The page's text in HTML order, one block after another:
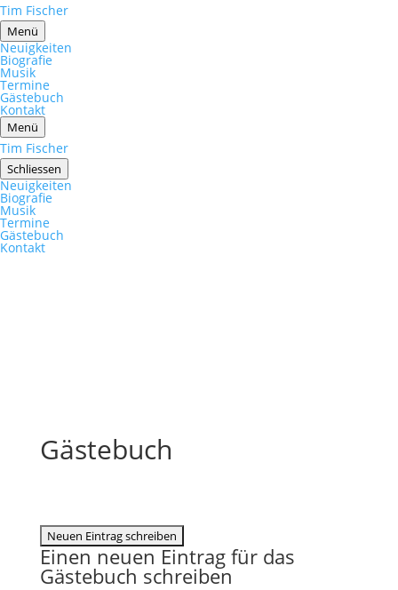
Tim Fischer
Menü
Neuigkeiten
Biografie
Musik
Termine
Gästebuch
Kontakt
Menü
Tim Fischer
Schliessen
Neuigkeiten
Biografie
Musik
Termine
Gästebuch
Kontakt
Gästebuch
Einen neuen Eintrag für das
Gästebuch schreiben